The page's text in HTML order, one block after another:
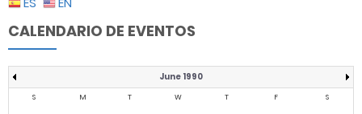
CALENDARIO DE EVENTOS
June 1990
S M T W T F S